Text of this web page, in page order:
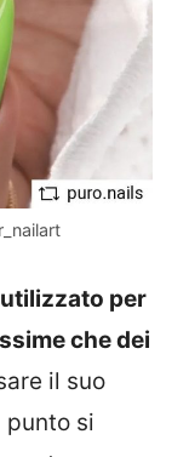
utilizzato per
che dei
il suo
punto si